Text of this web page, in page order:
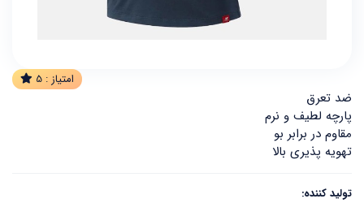
امتیاز : 5
ضد تعرق
پارچه لطیف و نرم
مقاوم در برابر بو
تهویه پذیری بالا
تولید کننده: